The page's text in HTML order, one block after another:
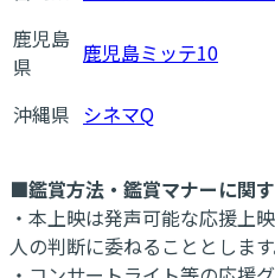
鹿児島
県
鹿児島ミッテ10
沖縄県 シネマQ
■鑑賞方法・鑑賞マナーに関す
・本上映は発声可能な応援上
人の判断に委ねることとします